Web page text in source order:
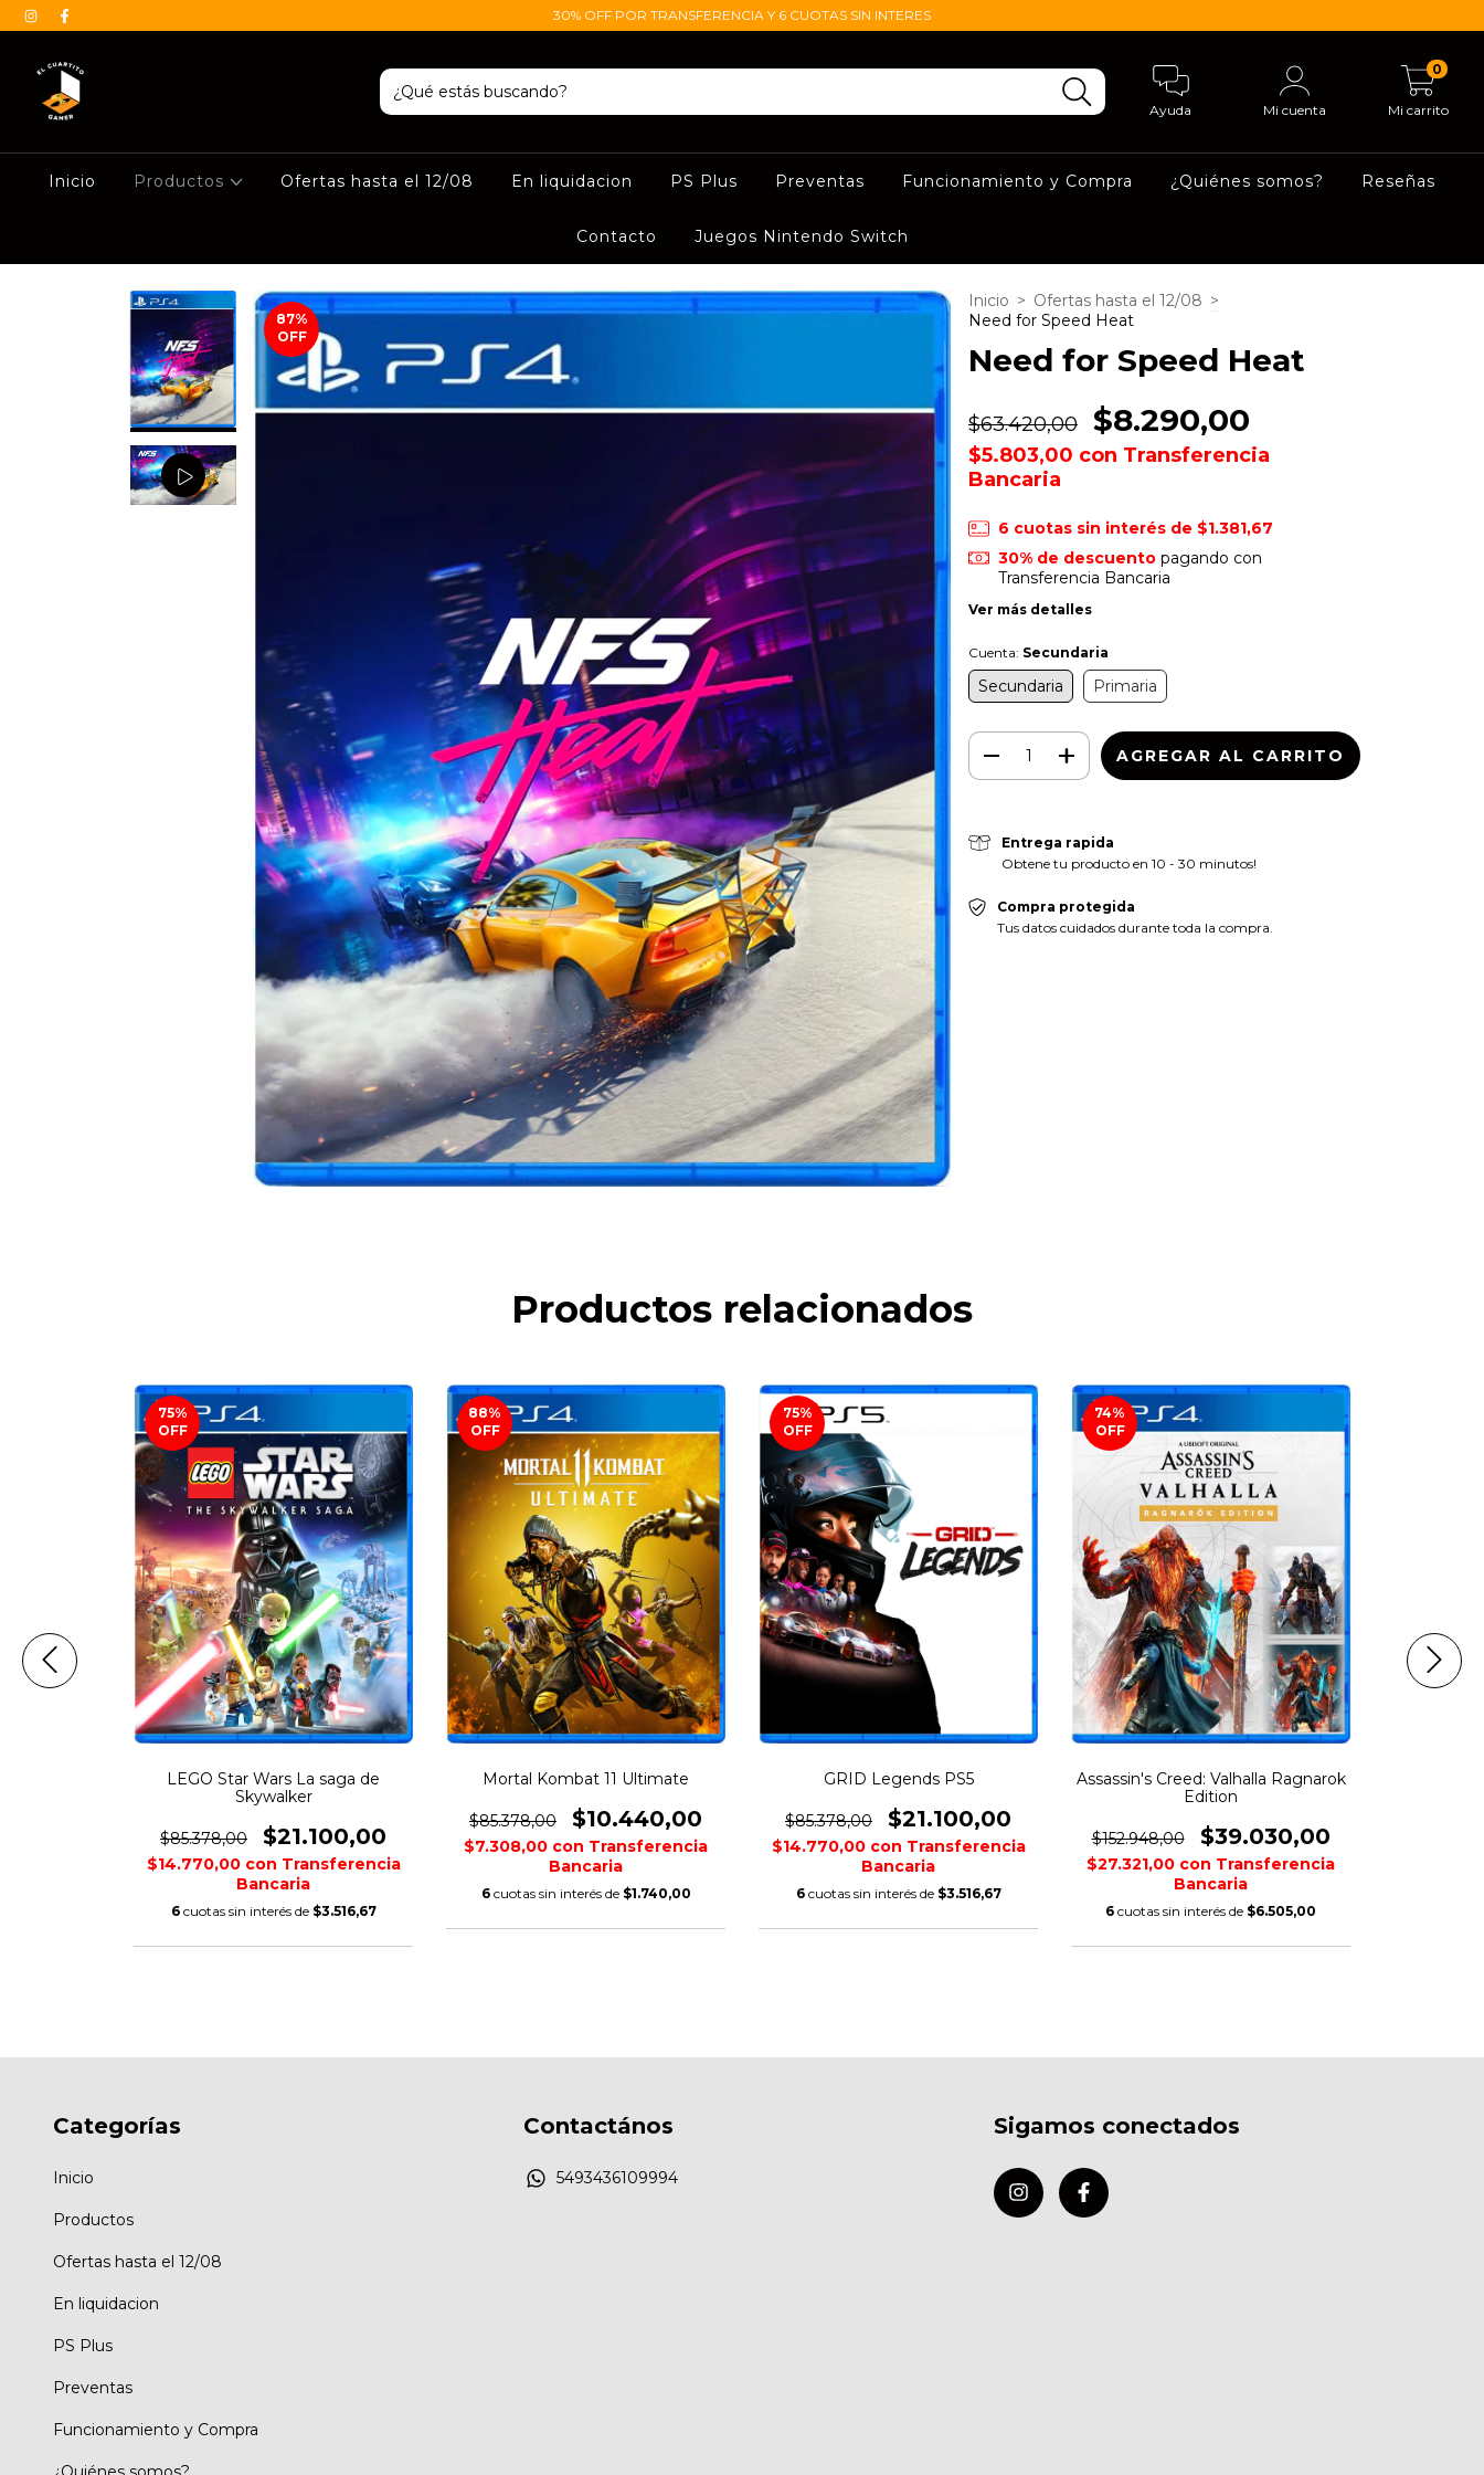
30% OFF POR TRANSFERENCIA Y 6 CUOTAS SIN INTERES
Ayuda Mi cuenta Mi carrito
0
Inicio Productos Ofertas hasta el 12/08 En liquidacion PS Plus Preventas Funcionamiento y Compra ¿Quiénes somos? Reseñas
Contacto Juegos Nintendo Switch
87%
OFF
Inicio > Ofertas hasta el 12/08 >
Need for Speed Heat
Need for Speed Heat
$63.420,00 $8.290,00
$5.803,00 con Transferencia
Bancaria
6 cuotas sin interés de $1.381,67
30% de descuentopagando con
Transferencia Bancaria
Ver más detalles
Cuenta: Secundaria
Secundaria Primaria
Entrega rapida
Obtene tu producto en 10 - 30 minutos!
Compra protegida
Tus datos cuidados durante toda la compra.
Productos relacionados
75%
OFF
LEGO Star Wars La saga de
Skywalker
$85.378,00 $21.100,00
$14.770,00 con Transferencia
Bancaria
6 cuotas sin interés de $3.516,67
88%
OFF
Mortal Kombat 11 Ultimate
$85.378,00 $10.440,00
$7.308,00 con Transferencia
Bancaria
6 cuotas sin interés de $1.740,00
75%
OFF
GRID Legends PS5
$85.378,00 $21.100,00
$14.770,00 con Transferencia
Bancaria
6 cuotas sin interés de $3.516,67
74%
OFF
Assassin's Creed: Valhalla Ragnarok
Edition
$152.948,00 $39.030,00
$27.321,00 con Transferencia
Bancaria
6 cuotas sin interés de $6.505,00
Categorías
Inicio
Productos
Ofertas hasta el 12/08
En liquidacion
PS Plus
Preventas
Funcionamiento y Compra
Contactános
5493436109994
Sigamos conectados